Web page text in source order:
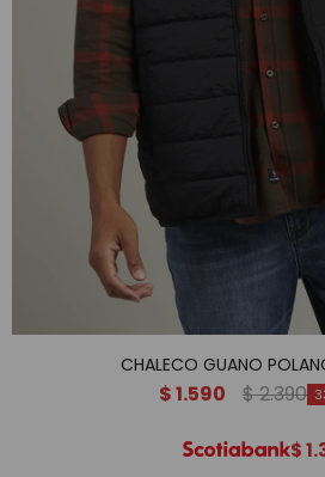
CHALECO GUANO
$1.590 $2.390
$